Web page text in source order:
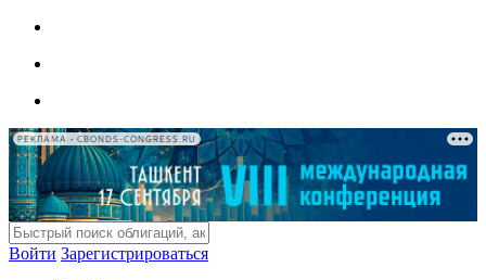
РЕКЛАМА • CBONDS-CONGRESS.RU
Войти Зарегистрироваться